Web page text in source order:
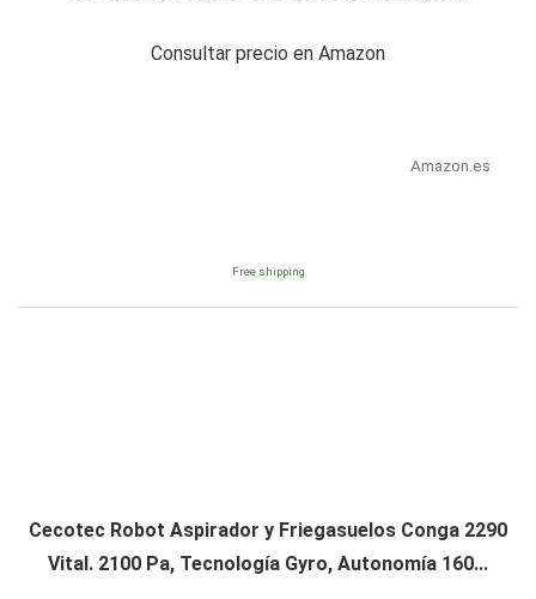
Consultar precio en Amazon
Amazon.es
Free shipping
Cecotec Robot Aspirador y Friegasuelos Conga 2290
Vital. 2100 Pa, Tecnología Gyro, Autonomía 160...